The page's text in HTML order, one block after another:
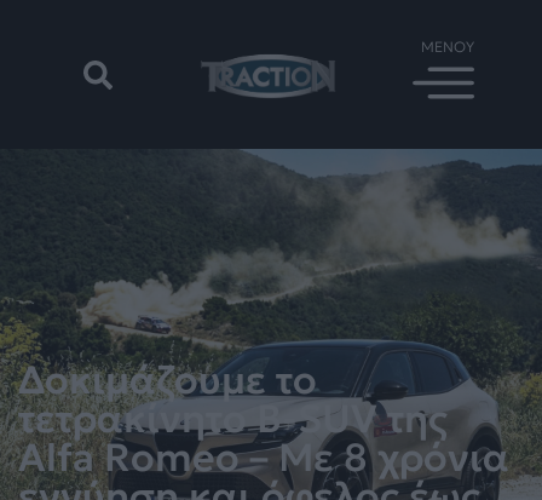
Δοκιμάζουμε το
τετρακίνητο B-SUV της
Alfa Romeo – Με 8 χρόνια